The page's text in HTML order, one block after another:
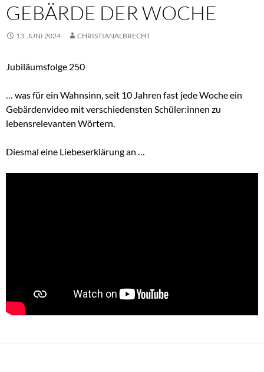
GEBÄRDE DER WOCHE
13. JUNI 2024 CHRISTIANALBRECHT
Jubiläumsfolge 250
… was für ein Wahnsinn, seit 10 Jahren fast jede Woche ein
Gebärdenvideo mit verschiedensten Schüler:innen zu
lebensrelevanten Wörtern.
Diesmal eine Liebeserklärung an …